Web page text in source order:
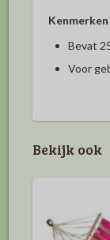
Kenmerken
Bevat
Voor
Bekijk ook